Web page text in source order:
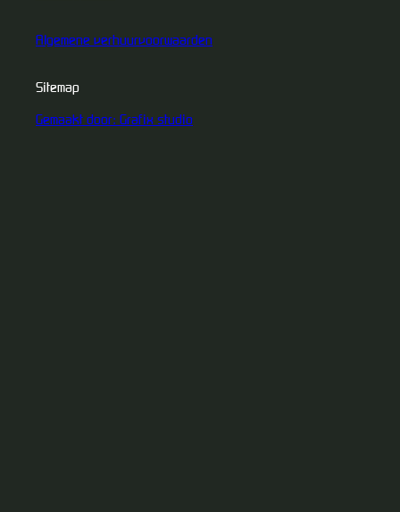
Algemene verhuurvoorwaarden
Sitemap
Gemaakt door: Grafix studio